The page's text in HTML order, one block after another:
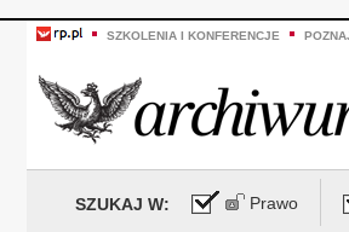
SZKOLENIA I KONFERENCJE
SZUKAJ W: Prawo